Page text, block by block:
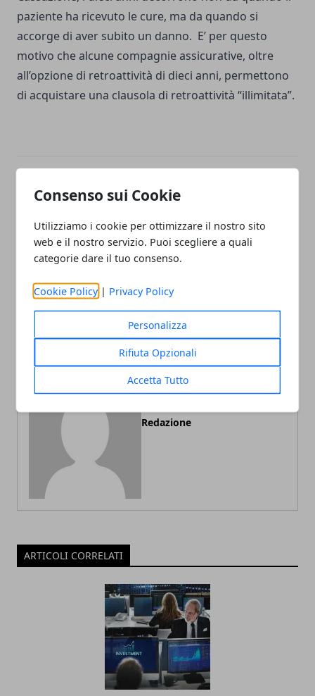
Consenso sui Cookie
Utilizziamo i cookie per ottimizzare il nostro sito
web e il nostro servizio. Puoi scegliere a quali
categorie dare il tuo consenso.
Cookie Policy | Privacy Policy
Personalizza
Rifiuta Opzionali
Accetta Tutto
paziente ha ricevuto le cure, ma da quando si
accorge di aver subito un danno. E’ per questo
motivo che alcune compagnie assicurative, oltre
all’opzione di retroattività di dieci anni, permettono
di acquistare una clausola di retroattività “illimitata”.
Whatsapp
Articolo Precedente
Significato: so di non
sapere
Insonorizzazione e bonifica
acustica?
Redazione
ARTICOLI CORRELATI